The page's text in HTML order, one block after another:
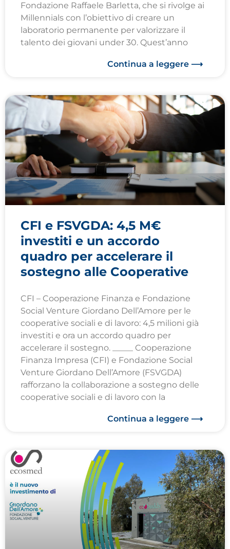
Fondazione Raffaele Barletta, che si rivolge ai
Millennials con l’obiettivo di creare un
laboratorio permanente per valorizzare il
talento dei giovani under 30. Quest’anno
Continua a leggere ⟶
CFI e FSVGDA: 4,5 M€
investiti e un accordo
quadro per accelerare il
sostegno alle Cooperative
CFI – Cooperazione Finanza e Fondazione
Social Venture Giordano Dell’Amore per le
cooperative sociali e di lavoro: 4,5 milioni già
investiti e ora un accordo quadro per
accelerare il sostegno. _____ Cooperazione
Finanza Impresa (CFI) e Fondazione Social
Venture Giordano Dell’Amore (FSVGDA)
rafforzano la collaborazione a sostegno delle
cooperative sociali e di lavoro con la
Continua a leggere ⟶